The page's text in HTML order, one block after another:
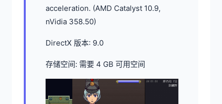
acceleration. (AMD Catalyst 10.9,
nVidia 358.50)
DirectX 版本: 9.0
存储空间: 需要 4 GB 可用空间